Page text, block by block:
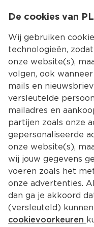
Maak kans
Down The
Bij aankoop van 2
De cookies van
Wij gebruiken
technologieën,
onze website(s),
volgen, ook
mails en
versleutelde
mailadres en
partijen zoals onze
gepersonaliseerde
onze website(s),
wij jouw gegevens
voeren zoals het
onze advertenties.
dan ga je akkoord
(versleuteld)
cookievoorkeuren